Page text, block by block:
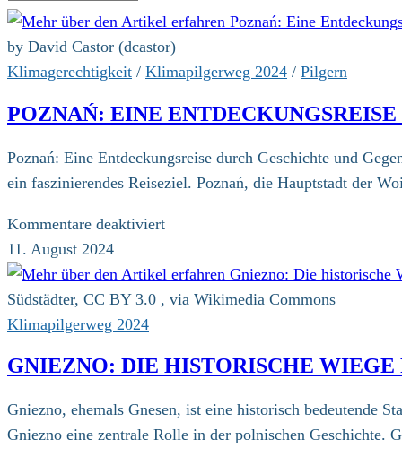
by David Castor (dcastor)
Klimagerechtigkeit / Klimapilgerweg 2024 / Pilgern
POZNAŃ: EINE
Poznań: Eine Entdeckungsreise durch Geschichte und
ein faszinierendes Reiseziel. Poznań, die Hauptstadt der
Kommentare deaktiviertfür
Eine
Entdeckungsreise
und
11. August 2024
Südstädter, CC BY 3.0 , via Wikimedia Commons
Klimapilgerweg 2024
GNIEZNO: DIE HISTORISCHE WIEGE
Gniezno, ehemals Gnesen, ist eine historisch bedeutende
Gniezno eine zentrale Rolle in der polnischen